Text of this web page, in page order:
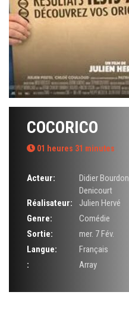
COCORICO
01 heures 31 minutes
Acteur: Didier Bourdon
Denicourt
Réalisateur:
Julien Hervé
Genre:
Comédie
Sortie:
mer. 7 Fév.
Langue:
Français
:
Array